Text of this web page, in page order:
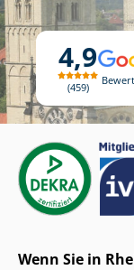
4,9
459
Wenn Sie in